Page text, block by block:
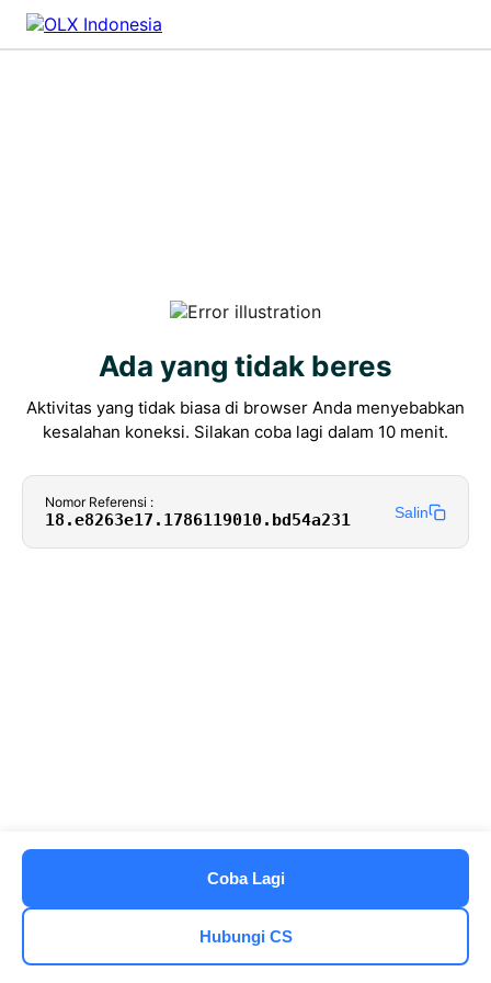
Ada yang tidak beres
Aktivitas yang tidak biasa di browser Anda menyebabkan
kesalahan koneksi. Silakan coba lagi dalam 10 menit.
Nomor Referensi :
18.e8263e17.1786119010.bd54a231 Salin
Hubungi CS
Coba Lagi